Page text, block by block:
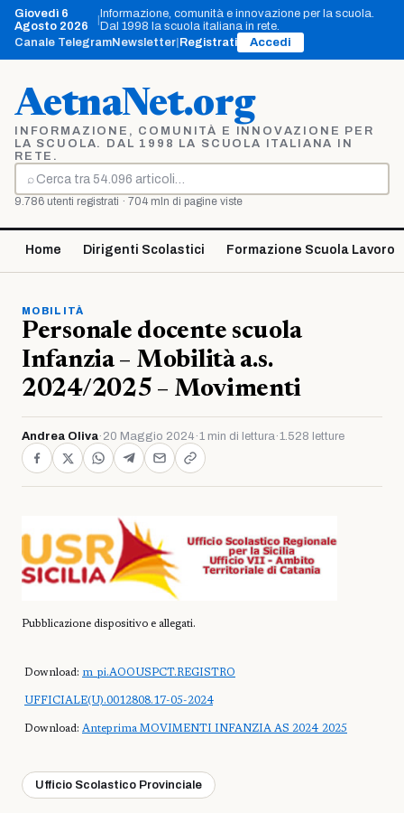
Vai
contenuto
Giovedì 6
Agosto 2026
Informazione, comunità e innovazione per la scuola.
Dal 1998 la scuola italiana in rete.
Canale TelegramNewsletter Registrati Accedi
AetnaNet.org
INFORMAZIONE, COMUNITÀ E INNOVAZIONE PER
LA SCUOLA. DAL 1998 LA SCUOLA ITALIANA IN
RETE.
⌕
Cerca
9.786 utenti registrati · 704 mln di pagine viste
Home Dirigenti Scolastici Formazione Scuola Lavoro
MOBILITÀ
Personale docente scuola
Infanzia – Mobilità a.s.
2024/2025 – Movimenti
Andrea Oliva· 20 Maggio 2024 ·1 min di lettura·1.528 letture
Pubblicazione dispositivo e allegati.
Download: m_pi.AOOUSPCT.REGISTRO
UFFICIALE(U).0012808.17-05-2024
Download: Anteprima MOVIMENTI INFANZIA AS 2024_2025
Ufficio Scolastico Provinciale